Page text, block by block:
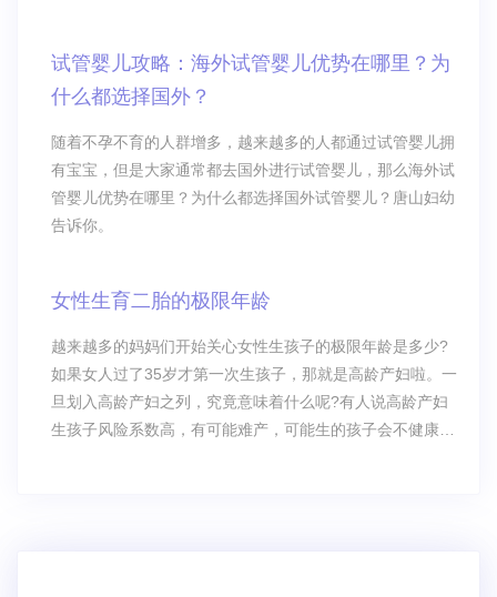
试管婴儿攻略：海外试管婴儿优势在哪里？为
什么都选择国外？
随着不孕不育的人群增多，越来越多的人都通过试管婴儿拥
有宝宝，但是大家通常都去国外进行试管婴儿，那么海外试
管婴儿优势在哪里？为什么都选择国外试管婴儿？唐山妇幼
告诉你。
女性生育二胎的极限年龄
越来越多的妈妈们开始关心女性生孩子的极限年龄是多少?
如果女人过了35岁才第一次生孩子，那就是高龄产妇啦。一
旦划入高龄产妇之列，究竟意味着什么呢?有人说高龄产妇
生孩子风险系数高，有可能难产，可能生的孩子会不健康，